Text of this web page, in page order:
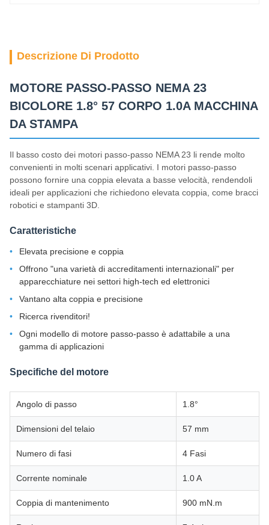
Descrizione Di Prodotto
MOTORE PASSO-PASSO NEMA 23
BICOLORE 1.8° 57 CORPO 1.0A MACCHINA
DA STAMPA
Il basso costo dei motori passo-passo NEMA 23 li rende molto
convenienti in molti scenari applicativi. I motori passo-passo
possono fornire una coppia elevata a basse velocità, rendendoli
ideali per applicazioni che richiedono elevata coppia, come bracci
robotici e stampanti 3D.
Caratteristiche
Elevata precisione e coppia
Offrono "una varietà di accreditamenti internazionali" per
apparecchiature nei settori high-tech ed elettronici
Vantano alta coppia e precisione
Ricerca rivenditori!
Ogni modello di motore passo-passo è adattabile a una
gamma di applicazioni
Specifiche del motore
Angolo di passo 1.8°
Dimensioni del telaio 57 mm
Numero di fasi 4 Fasi
Corrente nominale 1.0 A
Coppia di mantenimento 900 mN.m